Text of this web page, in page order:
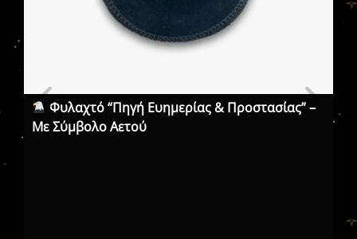
Φυλαχτό “Πηγή Ευημερίας & Προστασίας” –
Με Σύμβολο Αετού